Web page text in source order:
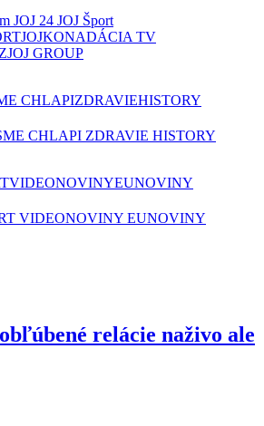
JOJ 24 JOJ Šport
JOJKONADÁCIA TV
JOJ GROUP
CHLAPIZDRAVIEHISTORY
CHLAPI ZDRAVIE HISTORY
VIDEONOVINYEUNOVINY
VIDEONOVINY EUNOVINY
relácie naživo ale